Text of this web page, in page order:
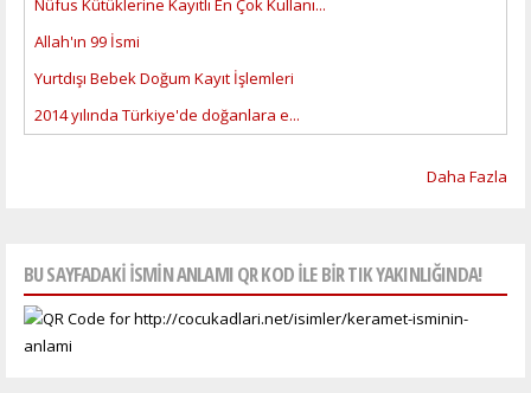
Nüfus Kütüklerine Kayıtlı En Çok Kullanı...
Allah'ın 99 İsmi
Yurtdışı Bebek Doğum Kayıt İşlemleri
2014 yılında Türkiye'de doğanlara e...
Daha Fazla
BU SAYFADAKI ISMIN ANLAMI QR KOD ILE BIR TIK YAKINLIĞINDA!